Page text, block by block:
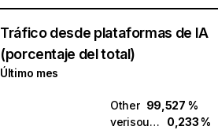
Tráfico desde plataformas de IA
(porcentaje del total)
Último mes
Other 99,527 %
verisoul.ai
0,233 %